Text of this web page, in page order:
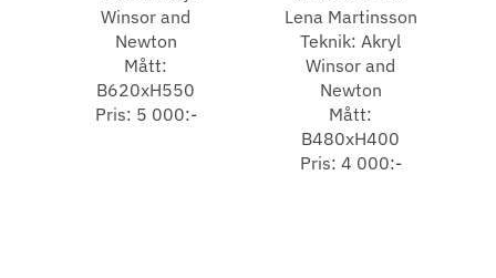
Winsor and
Newton
Mått:
B620xH550
Pris: 5 000:-
Lena Martinsson
Teknik: Akryl
Winsor and
Newton
Mått:
B480xH400
Pris: 4 000:-